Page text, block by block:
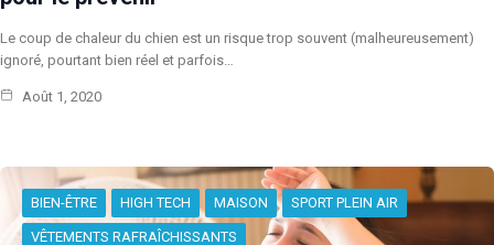
Le coup de chaleur du chien est un risque trop souvent (malheureusement)
ignoré, pourtant bien réel et parfois…
Août 1, 2020
BIEN-ÊTRE HIGH TECH MAISON SPORT PLEIN AIR
VÊTEMENTS RAFRAÎCHISSANTS